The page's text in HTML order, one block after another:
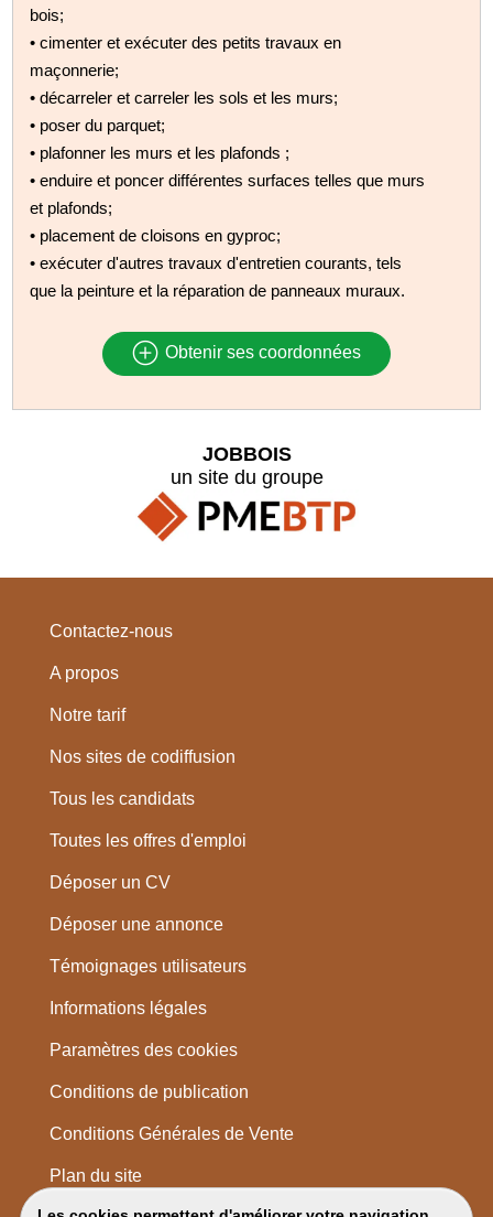
bois;
• cimenter et exécuter des petits travaux en
maçonnerie;
• décarreler et carreler les sols et les murs;
• poser du parquet;
• plafonner les murs et les plafonds ;
• enduire et poncer différentes surfaces telles que murs
et plafonds;
• placement de cloisons en gyproc;
• exécuter d'autres travaux d'entretien courants, tels
que la peinture et la réparation de panneaux muraux.
Obtenir ses coordonnées
JOBBOIS
un site du groupe
Contactez-nous
A propos
Notre tarif
Nos sites de codiffusion
Tous les candidats
Toutes les offres d'emploi
Déposer un CV
Déposer une annonce
Témoignages utilisateurs
Informations légales
Paramètres des cookies
Conditions de publication
Conditions Générales de Vente
Plan du site